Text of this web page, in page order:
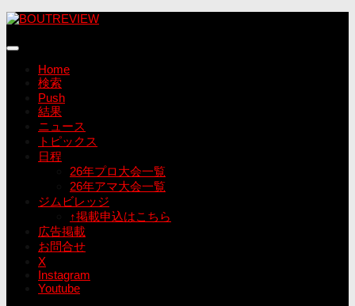
コ
テ
Home
検索
Push
結果
ニュース
トピックス
日程
26年プロ大会一覧
26年アマ大会一覧
ジムビレッジ
↑掲載申込はこちら
広告掲載
お問合せ
X
Instagram
Youtube